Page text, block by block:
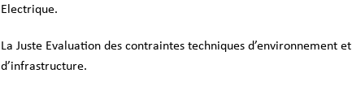
Electrique.
La Juste Evaluation des contraintes techniques d’environnement et
d’infrastructure.